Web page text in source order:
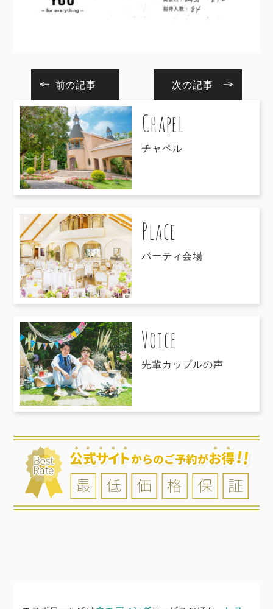
前の記事 次の記事
Chapel
チャペル
Place
パーティ会場
Voice
先輩カップルの声